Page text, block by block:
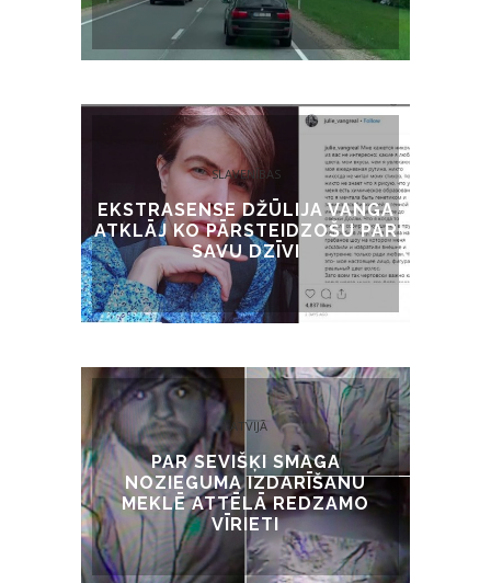
SLAVENĪBAS
EKSTRASENSE DŽŪLIJA VANGA
ATKLĀJ KO PĀRSTEIDZOŠU PAR
SAVU DZĪVI
LATVIJĀ
PAR SEVIŠĶI SMAGA
NOZIEGUMA IZDARĪŠANU
MEKLĒ ATTĒLĀ REDZAMO
VĪRIETI